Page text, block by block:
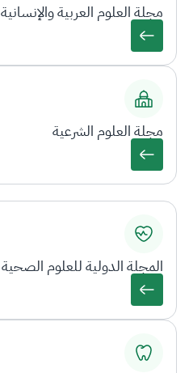
مجلة العلوم العربية والإنسانية
مجلة العلوم الشرعية
المجلة الدولية للعلوم الصحية